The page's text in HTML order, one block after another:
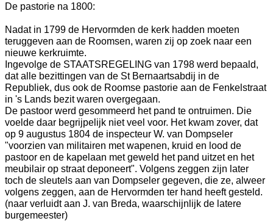
De pastorie na 1800:
Nadat in 1799 de Hervormden de kerk hadden moeten
teruggeven aan de Roomsen, waren zij op zoek naar een
nieuwe kerkruimte.
Ingevolge de STAATSREGELING van 1798 werd bepaald,
dat alle bezittingen van de St Bernaartsabdij in de
Republiek, dus ook de Roomse pastorie aan de Fenkelstraat
in 's Lands bezit waren overgegaan.
De pastoor werd gesommeerd het pand te ontruimen. Die
voelde daar begrijpelijk niet veel voor. Het kwam zover, dat
op 9 augustus 1804 de inspecteur W. van Dompseler
"voorzien van militairen met wapenen, kruid en lood de
pastoor en de kapelaan met geweld het pand uitzet en het
meubilair op straat deponeert". Volgens zeggen zijn later
toch de sleutels aan van Dompseler gegeven, die ze, alweer
volgens zeggen, aan de Hervormden ter hand heeft gesteld.
(naar verluidt aan J. van Breda, waarschijnlijk de latere
burgemeester)